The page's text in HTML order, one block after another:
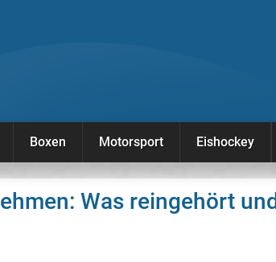
Boxen Motorsport Eishockey
Was reingehört